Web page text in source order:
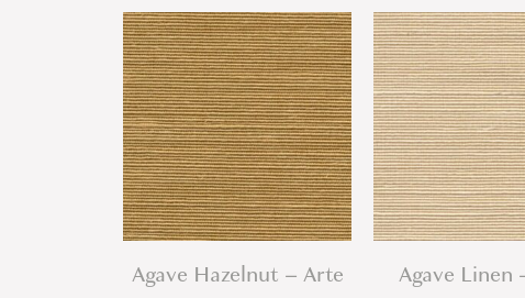
Agave Hazelnut – Arte Agave Linen